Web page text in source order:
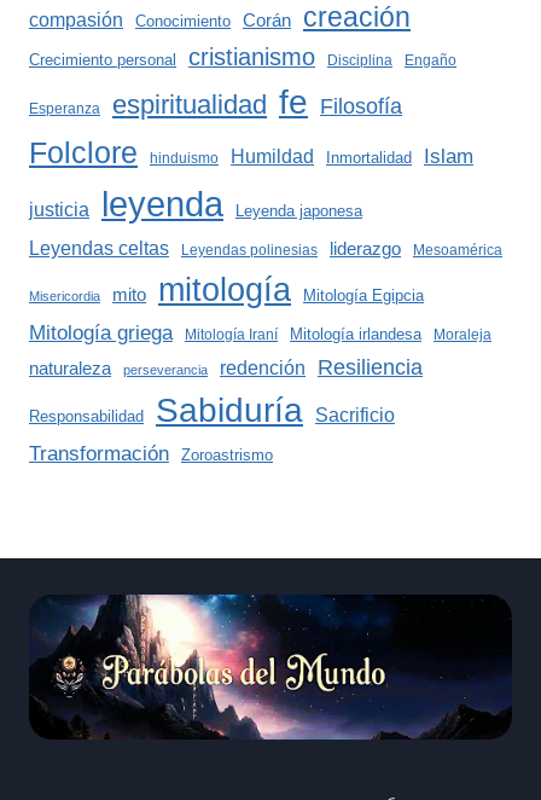
compasión Conocimiento Corán creación
Crecimiento personal cristianismo Disciplina Engaño
Esperanza espiritualidad fe Filosofía
Folclore hinduismo Humildad Inmortalidad Islam
justicia leyenda Leyenda japonesa
Leyendas celtas Leyendas polinesias liderazgo Mesoamérica
Misericordia mito mitología Mitología Egipcia
Mitología griega Mitología Iraní Mitología irlandesa Moraleja
naturaleza perseverancia redención Resiliencia
Responsabilidad Sabiduría Sacrificio
Transformación Zoroastrismo